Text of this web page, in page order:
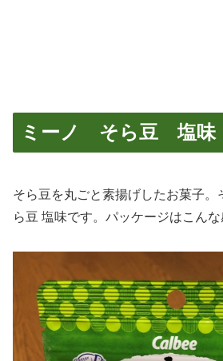
ミーノ そら豆 塩味
そら豆を丸ごと素揚げしたお菓子。
ら豆 塩味です。パッケージはこんな